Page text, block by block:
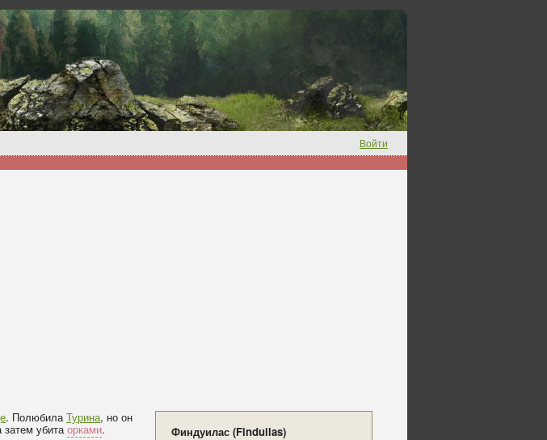
Войти
Финдуилас (Finduilas)
. Полюбила Турина, но он
убита орками.